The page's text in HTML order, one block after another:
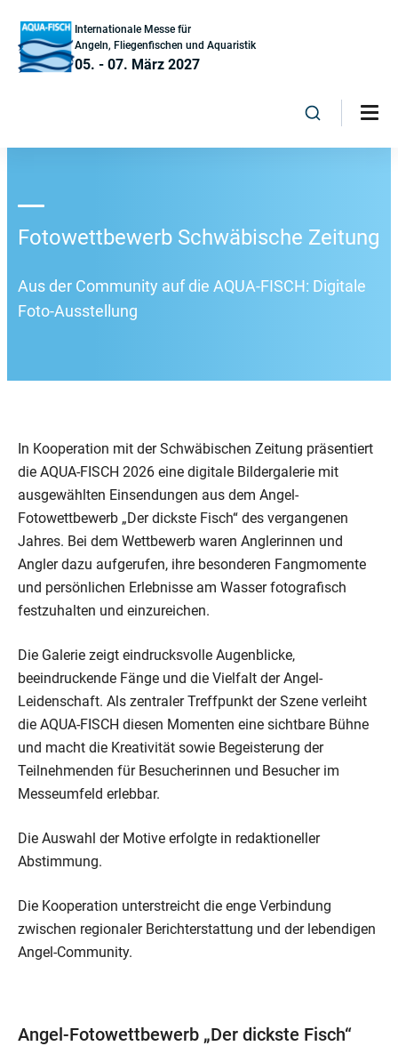
Internationale Messe für
Angeln, Fliegenfischen und Aquaristik
05. - 07. März 2027
Fotowettbewerb Schwäbische Zeitung
Aus der Community auf die AQUA-FISCH: Digitale
Foto-Ausstellung
In Kooperation mit der Schwäbischen Zeitung präsentiert
die AQUA-FISCH 2026 eine digitale Bildergalerie mit
ausgewählten Einsendungen aus dem Angel-
Fotowettbewerb „Der dickste Fisch“ des vergangenen
Jahres. Bei dem Wettbewerb waren Anglerinnen und
Angler dazu aufgerufen, ihre besonderen Fangmomente
und persönlichen Erlebnisse am Wasser fotografisch
festzuhalten und einzureichen.
Die Galerie zeigt eindrucksvolle Augenblicke,
beeindruckende Fänge und die Vielfalt der Angel-
Leidenschaft. Als zentraler Treffpunkt der Szene verleiht
die AQUA-FISCH diesen Momenten eine sichtbare Bühne
und macht die Kreativität sowie Begeisterung der
Teilnehmenden für Besucherinnen und Besucher im
Messeumfeld erlebbar.
Die Auswahl der Motive erfolgte in redaktioneller
Abstimmung.
Die Kooperation unterstreicht die enge Verbindung
zwischen regionaler Berichterstattung und der lebendigen
Angel-Community.
Angel-Fotowettbewerb „Der dickste Fisch“